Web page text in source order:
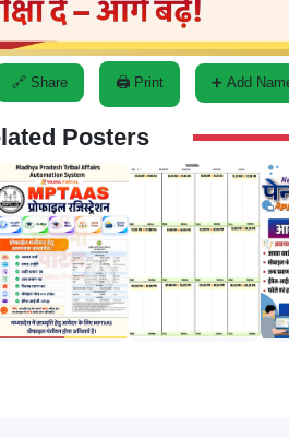
🔗 Share 🖨️ Print ➕ Add
Posters